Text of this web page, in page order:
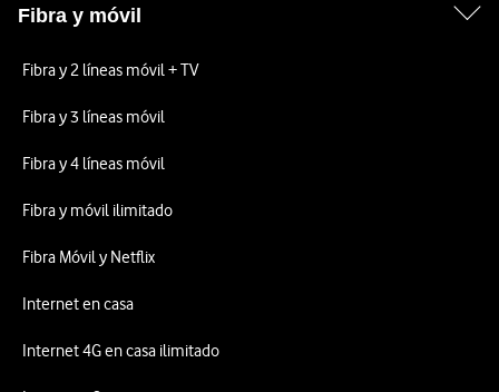
Fibra y móvil
Fibra y 2 líneas móvil + TV
Fibra y 3 líneas móvil
Fibra y 4 líneas móvil
Fibra y móvil ilimitado
Fibra Móvil y Netflix
Internet en casa
Internet 4G en casa ilimitado